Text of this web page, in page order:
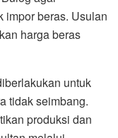
impor beras. Usulan
harga beras
untuk
tidak seimbang.
produksi dan